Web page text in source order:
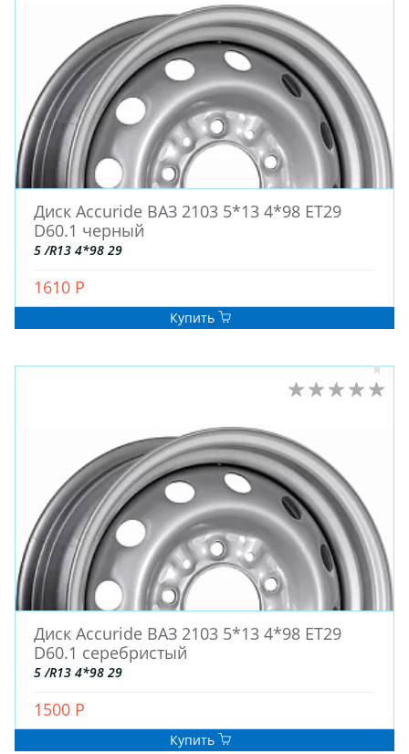
ЗИМНИЕ
ЛЕТНИЕ
ВСЕСЕЗОННЫЕ
ДЛЯ ГРУЗОВЫХ АВТО
ДЛЯ СПЕЦТЕХНИКИ
ЛИТЫЕ
ШТАМПОВАНЫЕ
ДЛЯ ГРУЗОВЫХ АВТО
ДЛЯ ЛЕГКОВЫХ АВТО
АККУМУЛЯТОРЫ
Диск Accuride ВАЗ 2103 5*13 4*98 ET29
D60.1 черный
5 /R13 4*98 29
1610 Р
Купить
Диск Accuride ВАЗ 2103 5*13 4*98 ET29
D60.1 серебристый
5 /R13 4*98 29
1500 Р
Купить